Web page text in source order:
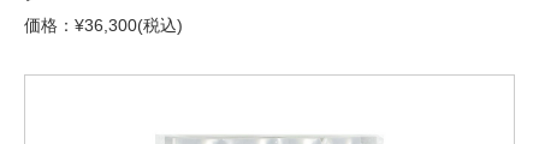
価格：¥36,300(税込)